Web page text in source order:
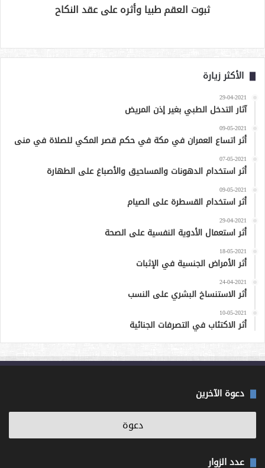
ثبوت العقم طبيا وأثره على عقد النكاح
الأكثر زيارة
29-04-2021
آثار التدخل الطبي بغير إذن المريض
09-05-2021
أثر اتساع العمران في مكة في حكم قصر المكي للصلاة في منى
07-05-2021
أثر استخدام الدهونات والمساحيق والأصباغ على الطهارة
09-05-2021
أثر استخدام القسطرة على الصيام
29-04-2021
أثر استعمال الأدوية النفسية على الصحة
18-05-2021
أثر الأمراض الجنسية في الإثبات
24-04-2021
أثر الاستنساخ البشري على النسب
10-05-2021
أثر الاكتئاب في التصرفات الجنائية
دعوة الآخرين
عدد الزوار